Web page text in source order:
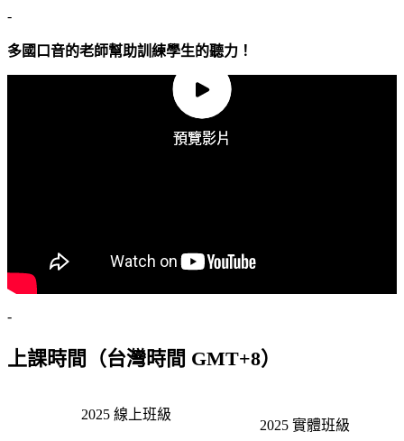
預覽影片
-
多國口音的老師幫助訓練學生的聽力！
-
上課時間（台灣時間 GMT+8）
2025 線上班級
2025 實體班級
預覽影片